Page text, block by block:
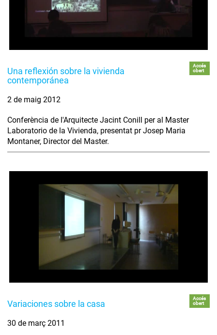
Una reflexión sobre la vivienda
contemporánea
Accés
obert
2 de maig 2012
Conferència de l'Arquitecte Jacint Conill per al Master
Laboratorio de la Vivienda, presentat pr Josep Maria
Montaner, Director del Master.
Variaciones sobre la casa
Accés
obert
30 de març 2011